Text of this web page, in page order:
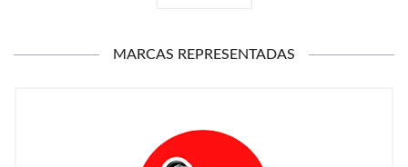
MARCAS REPRESENTADAS